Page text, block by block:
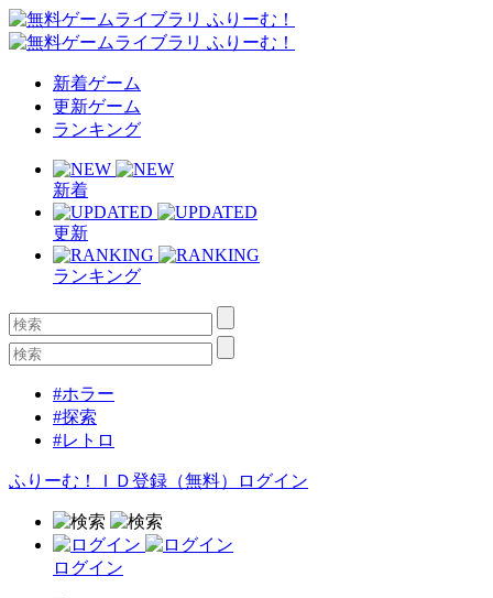
新着ゲーム
更新ゲーム
ランキング
新着
更新
ランキング
#ホラー
#探索
#レトロ
ふりーむ！ＩＤ登録（無料） ログイン
ログイン